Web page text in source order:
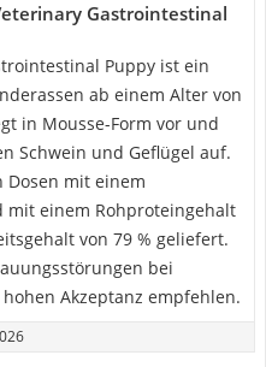
Gastrointestinal
Puppy ist ein
ab einem Alter von
in Mousse-Form vor und
Schwein und Geflügel auf.
mit einem
mit einem Rohproteingehalt
von 79 % geliefert.
bei
Akzeptanz empfehlen.